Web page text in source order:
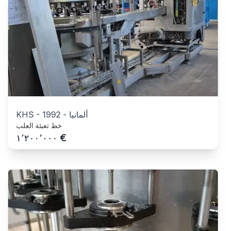
KHS - 1992 - ألمانيا
خط تعبئة العلب
١٬٢٠٠٬٠٠٠ €